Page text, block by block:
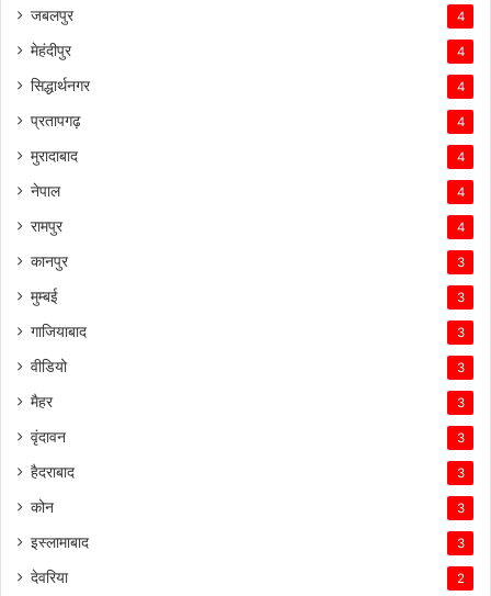
जबलपुर 4
मेहंदीपुर 4
सिद्धार्थनगर 4
प्रतापगढ़ 4
मुरादाबाद 4
नेपाल 4
रामपुर 4
कानपुर 3
मुम्बई 3
गाजियाबाद 3
वीडियो 3
मैहर 3
वृंदावन 3
हैदराबाद 3
कोन 3
इस्लामाबाद 3
देवरिया 2